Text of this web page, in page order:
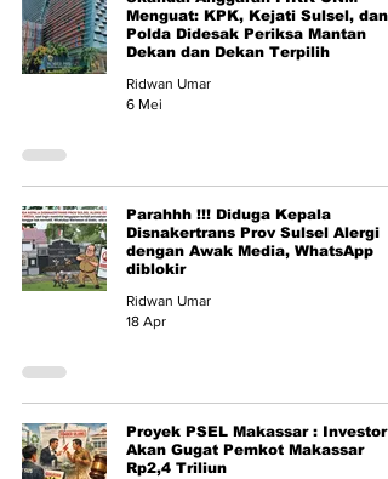
Menguat: KPK, Kejati Sulsel, dan
Polda Didesak Periksa Mantan
Dekan dan Dekan Terpilih
Ridwan Umar
6 Mei
Parahhh !!! Diduga Kepala
Disnakertrans Prov Sulsel Alergi
dengan Awak Media, WhatsApp
diblokir
Ridwan Umar
18 Apr
Proyek PSEL Makassar : Investor
Akan Gugat Pemkot Makassar
Rp2,4 Triliun